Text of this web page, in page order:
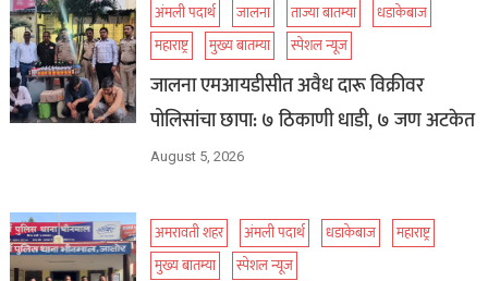
अंमली पदार्थ जालना ताज्या बातम्या
धडाकेबाज
महाराष्ट्र
मुख्य बातम्या स्पेशल न्यूज
जालना एमआयडीसीत अवैध दारू विक्रीवर
पोलिसांचा छापा: ७ ठिकाणी धाडी, ७ जण अटकेत
August 5, 2026
अमरावती शहर अंमली पदार्थ धडाकेबाज
महाराष्ट्र
मुख्य बातम्या
स्पेशल न्यूज